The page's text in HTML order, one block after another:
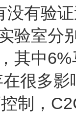
没有验
验室分
其中
很多
制，